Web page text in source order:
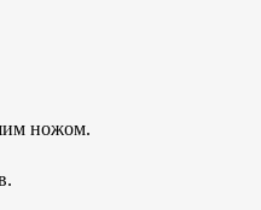
ножом.